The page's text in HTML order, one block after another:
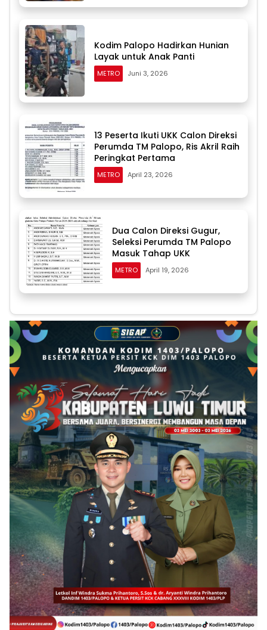
Kodim Palopo Hadirkan Hunian
Layak untuk Anak Panti
METRO Juni 3, 2026
13 Peserta Ikuti UKK Calon Direksi
Perumda TM Palopo, Ris Akril Raih
Peringkat Pertama
METRO April 23, 2026
Dua Calon Direksi Gugur,
Seleksi Perumda TM Palopo
Masuk Tahap UKK
METRO April 19, 2026